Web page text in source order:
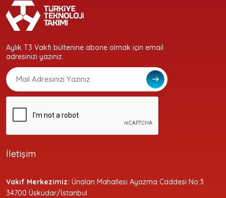
Aylık T3 Vakfı bültenine abone olmak için email
adresinizi yazınız.
İletişim
Vakıf Merkezimiz: Ünalan Mahallesi Ayazma Caddesi No:3
34700 Üsküdar/İstanbul